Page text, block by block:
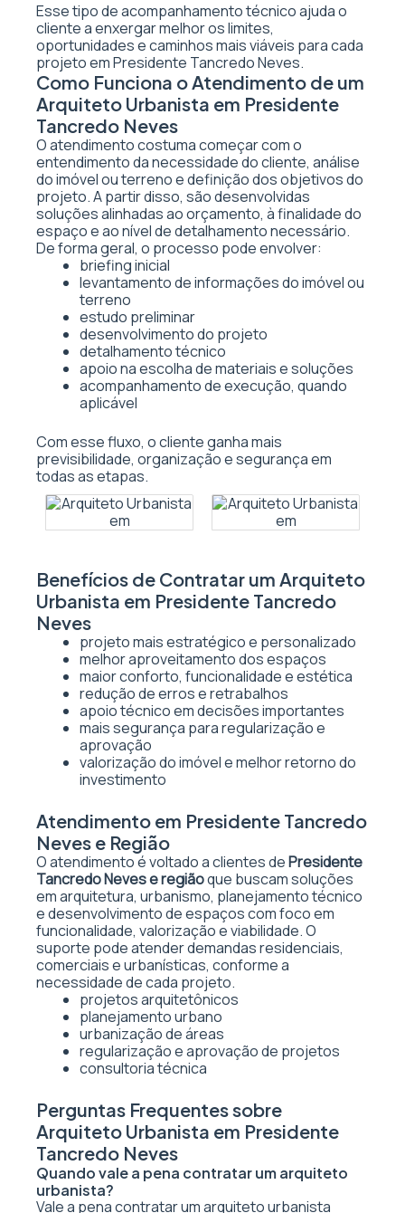
Esse tipo de acompanhamento técnico ajuda o
cliente a enxergar melhor os limites,
oportunidades e caminhos mais viáveis para cada
projeto em Presidente Tancredo Neves.
Como Funciona o Atendimento de um
Arquiteto Urbanista em Presidente
Tancredo Neves
O atendimento costuma começar com o
entendimento da necessidade do cliente, análise
do imóvel ou terreno e definição dos objetivos do
projeto. A partir disso, são desenvolvidas
soluções alinhadas ao orçamento, à finalidade do
espaço e ao nível de detalhamento necessário.
De forma geral, o processo pode envolver:
briefing inicial
levantamento de informações do imóvel ou
terreno
estudo preliminar
desenvolvimento do projeto
detalhamento técnico
apoio na escolha de materiais e soluções
acompanhamento de execução, quando
aplicável
Com esse fluxo, o cliente ganha mais
previsibilidade, organização e segurança em
todas as etapas.
Benefícios de Contratar um Arquiteto
Urbanista em Presidente Tancredo
Neves
projeto mais estratégico e personalizado
melhor aproveitamento dos espaços
maior conforto, funcionalidade e estética
redução de erros e retrabalhos
apoio técnico em decisões importantes
mais segurança para regularização e
aprovação
valorização do imóvel e melhor retorno do
investimento
Atendimento em Presidente Tancredo
Neves e Região
O atendimento é voltado a clientes dePresidente
Tancredo Neves e regiãoque buscam soluções
em arquitetura, urbanismo, planejamento técnico
e desenvolvimento de espaços com foco em
funcionalidade, valorização e viabilidade. O
suporte pode atender demandas residenciais,
comerciais e urbanísticas, conforme a
necessidade de cada projeto.
projetos arquitetônicos
planejamento urbano
urbanização de áreas
regularização e aprovação de projetos
consultoria técnica
Perguntas Frequentes sobre
Arquiteto Urbanista em Presidente
Tancredo Neves
Quando vale a pena contratar um arquiteto
urbanista?
Vale a pena contratar um arquiteto urbanista